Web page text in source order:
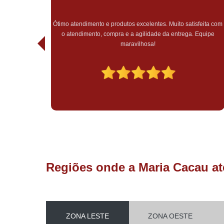
empresa, fui muito bem atendida, fora todo o cuidado e carinho
em todo o atendimento, sem falar do recebimento do pedido,
tudo muito bem embalado. Experiência maravilhosa, só tenho a
muito mais sucesso!
Regiões onde a Maria Cacau
ZONA LESTE ZONA OESTE